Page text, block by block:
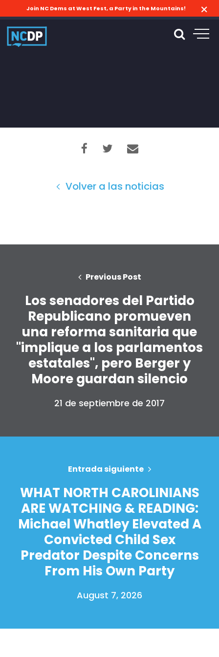
Join NC Dems at West Fest, a Party in the Mountains!
Volver a las noticias
Previous Post
Los senadores del Partido
Republicano promueven
una reforma sanitaria que
"implique a los parlamentos
estatales", pero Berger y
Moore guardan silencio
21 de septiembre de 2017
Entrada siguiente
WHAT NORTH CAROLINIANS
ARE WATCHING & READING:
Michael Whatley Elevated A
Convicted Child Sex
Predator Despite Concerns
From His Own Party
August 7, 2026